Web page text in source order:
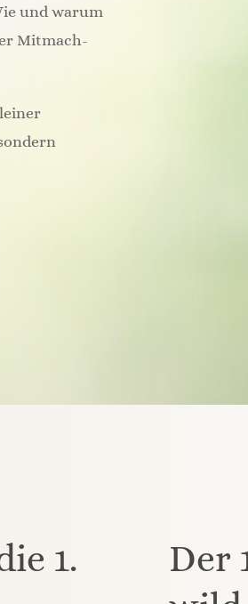
und warum
Mitmach-
1.
Der